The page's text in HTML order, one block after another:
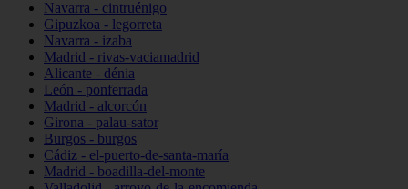
Navarra - cintruénigo
Gipuzkoa - legorreta
Navarra - izaba
Madrid - rivas-vaciamadrid
Alicante - dénia
León - ponferrada
Madrid - alcorcón
Girona - palau-sator
Burgos - burgos
Cádiz - el-puerto-de-santa-maría
Madrid - boadilla-del-monte